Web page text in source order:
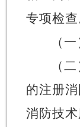
专项检
（
（
的注册
消防技